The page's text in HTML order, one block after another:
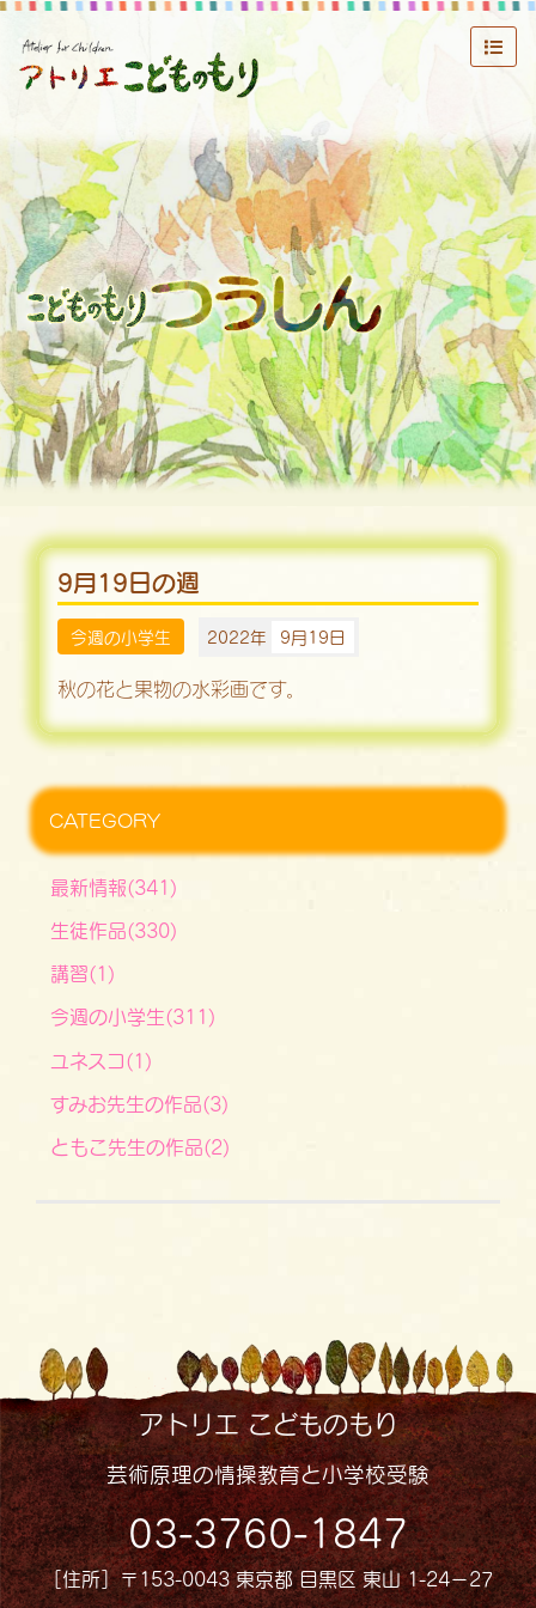
9月19日の週
今週の小学生 2022年 9月19日
秋の花と果物の水彩画です。
CATEGORY
最新情報(341)
生徒作品(330)
講習(1)
今週の小学生(311)
ユネスコ(1)
すみお先生の作品(3)
ともこ先生の作品(2)
アトリエ こどものもり
芸術原理の情操教育と小学校受験
03-3760-1847
［住所］〒153-0043 東京都 目黒区 東山 1-24−27